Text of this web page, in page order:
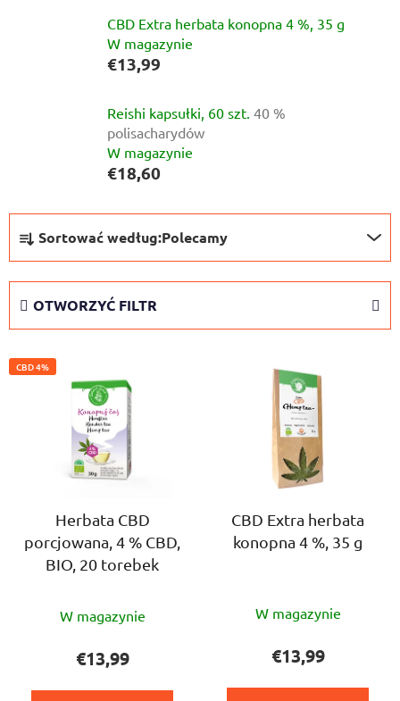
CBD Extra herbata konopna 4 %, 35 g
W magazynie
€13,99
Reishi kapsułki, 60 szt. 40 %
polisacharydów
W magazynie
€18,60
o
r
a
Sortować według:Polecamy
OTWORZYĆ FILTR
L
i
CBD 4%
Herbata CBD
porcjowana, 4 % CBD,
BIO, 20 torebek
ocena
wynosi
5,0
W magazynie
€13,99
CBD Extra herbata
konopna 4 %, 35 g
ocena
wynosi
4,8
W magazynie
€13,99